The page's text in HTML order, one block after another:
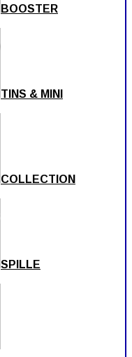
BOOSTER
TINS & MINI
COLLECTION
SPILLE